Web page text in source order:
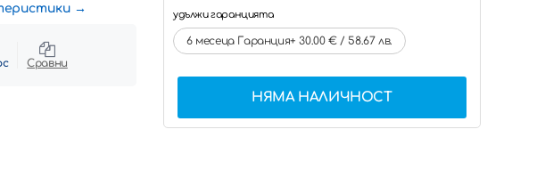
Сравни
удължи гаранцията
6 месеца Гаранция+ 30.00 € / 58.67 лв.
НЯМА НАЛИЧНОСТ